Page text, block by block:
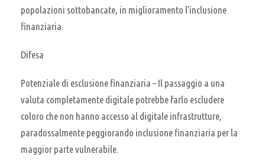
popolazioni sottobancate, in miglioramento l’inclusione
finanziaria.
Difesa
Potenziale di esclusione finanziaria – Il passaggio a una
valuta completamente digitale potrebbe farlo escludere
coloro che non hanno accesso al digitale infrastrutture,
paradossalmente peggiorando inclusione finanziaria per la
maggior parte vulnerabile.